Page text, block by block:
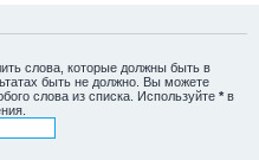
слова, которые должны быть в
быть не должно. Вы можете
слова из списка. Используйте * в